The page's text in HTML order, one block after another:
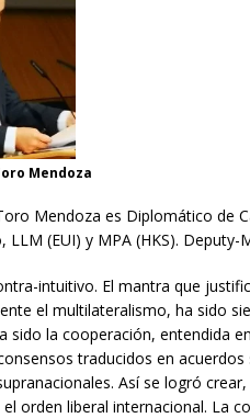
Mendoza
Mendoza es Diplomático de
LLM (EUI) y MPA (HKS).
intuitivo. El mantra que
el multilateralismo, ha sido
sido la cooperación, entendida
traducidos en
Así se logró
orden liberal internacional. La